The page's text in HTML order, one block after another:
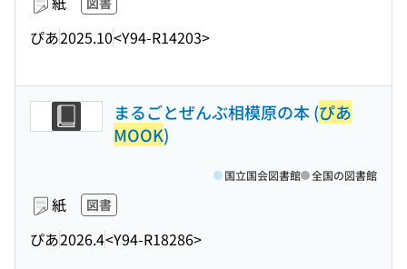
ぴあ2025.10<Y94-R14203>
まるごとぜんぶ相模原の本 (ぴあ
MOOK)
紙 図書
ぴあ2026.4<Y94-R18286>
国立国会図書館 全国の図書館